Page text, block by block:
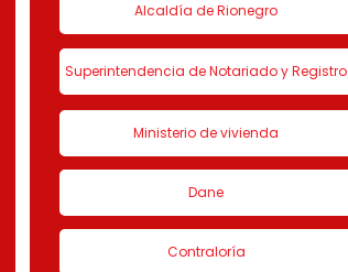
Alcaldía de Rionegro
Superintendencia de Notariado y Registro
Ministerio de vivienda
Dane
Contraloría